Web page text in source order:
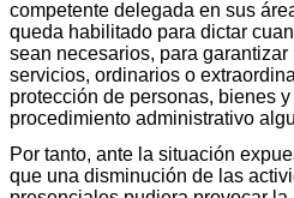
competente delegada en sus
queda habilitado para dictar
sean necesarios, para
servicios, ordinarios o
protección de personas, bienes
procedimiento administrativo
Por tanto, ante la situación
que una disminución de las